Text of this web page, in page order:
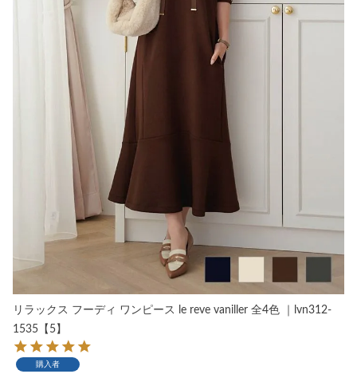
リラックス フーディ ワンピース le reve vaniller 全4色 ｜lvn312-
1535【5】
購入者